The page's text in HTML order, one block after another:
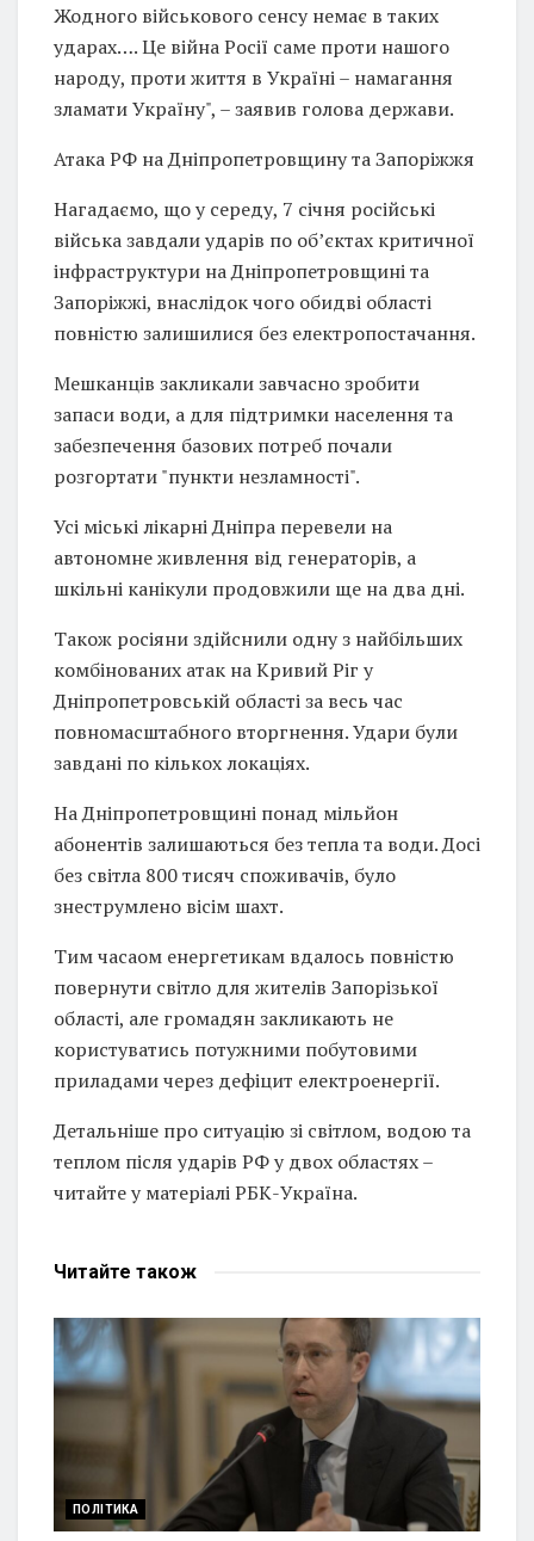
Жодного військового сенсу немає в таких
ударах…. Це війна Росії саме проти нашого
народу, проти життя в Україні – намагання
зламати Україну", – заявив голова держави.
Атака РФ на Дніпропетровщину та Запоріжжя
Нагадаємо, що у середу, 7 січня російські
війська завдали ударів по об’єктах критичної
інфраструктури на Дніпропетровщині та
Запоріжжі, внаслідок чого обидві області
повністю залишилися без електропостачання.
Мешканців закликали завчасно зробити
запаси води, а для підтримки населення та
забезпечення базових потреб почали
розгортати "пункти незламності".
Усі міські лікарні Дніпра перевели на
автономне живлення від генераторів, а
шкільні канікули продовжили ще на два дні.
Також росіяни здійснили одну з найбільших
комбінованих атак на Кривий Ріг у
Дніпропетровській області за весь час
повномасштабного вторгнення. Удари були
завдані по кількох локаціях.
На Дніпропетровщині понад мільйон
абонентів залишаються без тепла та води. Досі
без світла 800 тисяч споживачів, було
знеструмлено вісім шахт.
Тим часаом енергетикам вдалось повністю
повернути світло для жителів Запорізької
області, але громадян закликають не
користуватись потужними побутовими
приладами через дефіцит електроенергії.
Детальніше про ситуацію зі світлом, водою та
теплом після ударів РФ у двох областях –
читайте у матеріалі РБК-Україна.
Читайте також
ПОЛІТИКА